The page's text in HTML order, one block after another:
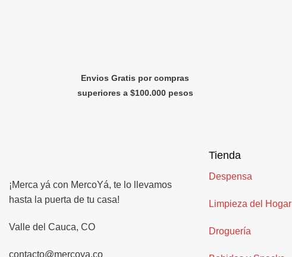
Envios Gratis por compras
superiores a $100.000 pesos
¡Merca yá con MercoYá, te lo llevamos
hasta la puerta de tu casa!
Valle del Cauca, CO
contacto@mercoya.co
Tienda
Despensa
Limpieza del Hogar
Droguería